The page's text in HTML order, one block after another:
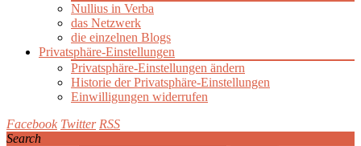
Nullius in Verba
das Netzwerk
die einzelnen Blogs
Privatsphäre-Einstellungen
Privatsphäre-Einstellungen ändern
Historie der Privatsphäre-Einstellungen
Einwilligungen widerrufen
Facebook Twitter RSS
Search